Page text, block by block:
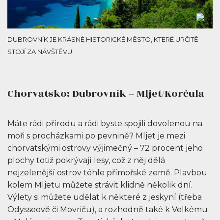
DUBROVNÍK JE KRÁSNÉ HISTORICKÉ MĚSTO, KTERÉ URČITĚ
STOJÍ ZA NÁVŠTĚVU
Chorvatsko: Dubrovník – Mljet/Korčula
Máte rádi přírodu a rádi byste spojili dovolenou na
moři s procházkami po pevnině? Mljet je mezi
chorvatskými ostrovy výjimečný – 72 procent jeho
plochy totiž pokrývají lesy, což z něj dělá
nejzelenější ostrov téhle přímořské země. Plavbou
kolem Mljetu můžete strávit klidně několik dní.
Výlety si můžete udělat k některé z jeskyní (třeba
Odysseově či Movriču), a rozhodně také k Velkému